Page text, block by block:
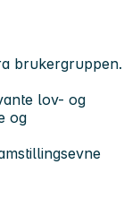
brukergruppen.
lov- og
og